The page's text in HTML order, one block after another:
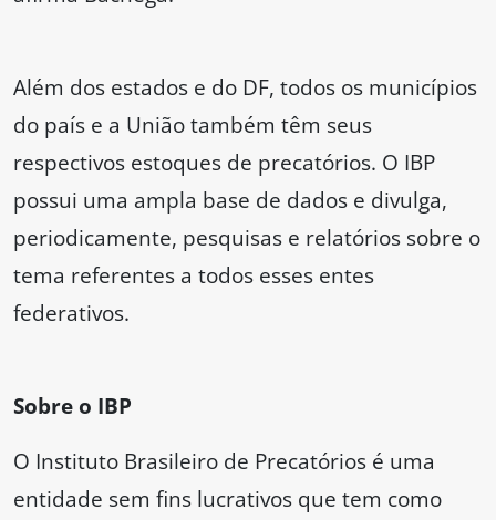
Além dos estados e do DF, todos os municípios
do país e a União também têm seus
respectivos estoques de precatórios. O IBP
possui uma ampla base de dados e divulga,
periodicamente, pesquisas e relatórios sobre o
tema referentes a todos esses entes
federativos.
Sobre o IBP
O Instituto Brasileiro de Precatórios é uma
entidade sem fins lucrativos que tem como